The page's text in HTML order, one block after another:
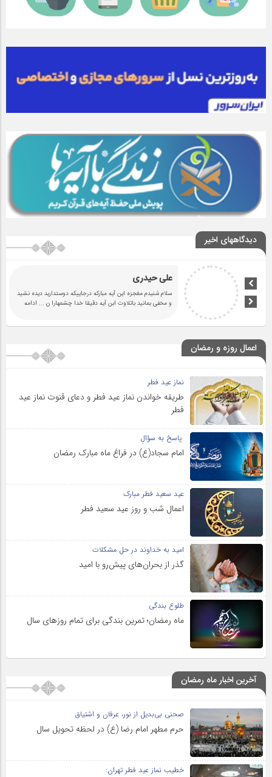
دیدگاههای اخیر
علی حیدری
سلام شنیدم مغجزه این آیه مبارکه درجاییکه دوستدارید دیده نشید
و مخفی بمانید باتلاوت ابن آیه دقیقا خدا چشمهارا ن ... ادامه
اعمال روزه و رمضان
نماز عید فطر
طریقه خواندن نماز عید فطر و دعای قنوت نماز عید
فطر
پاسخ به سؤالِ
امام سجاد(ع) در فراغ ماه مبارک رمضان
عید سعید فطر مبارک
اعمال شب و روز عید سعید فطر
امید به خداوند در حل مشکلات
گذر از بحران‌های پیش‌رو با امید
طلوع بندگی
ماه رمضان؛ تمرین بندگی برای تمام روزهای سال
آخرین اخبار ماه رمضان
صحنی بی‌بدیل از نور، عرفان و اشتیاق
حرم مطهر امام رضا (ع) در لحظه تحویل سال
خطیب نماز عید فطر تهران: